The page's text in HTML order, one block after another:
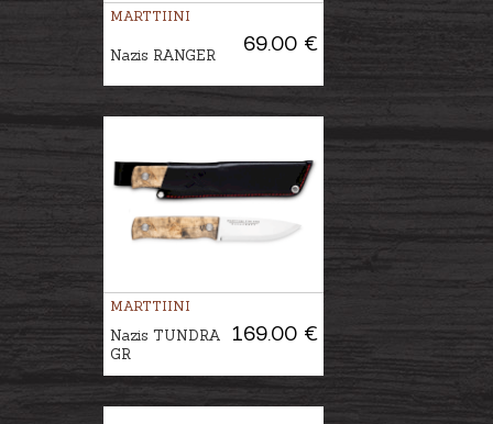
MARTTIINI
69.00 €
Nazis RANGER
MARTTIINI
169.00 €
Nazis TUNDRA
GR